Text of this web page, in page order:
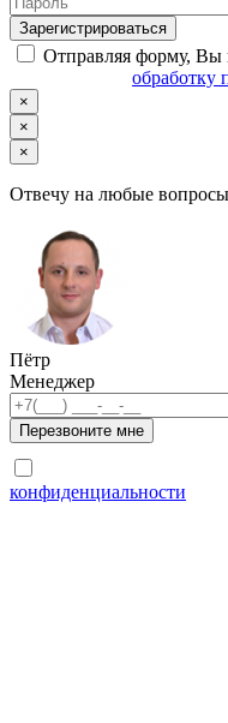
Зарегистрироваться
Отправляя форму, Вы
обработку
×
×
×
Отвечу на любые вопросы
Пётр
Менеджер
Перезвоните мне
конфиденциальности